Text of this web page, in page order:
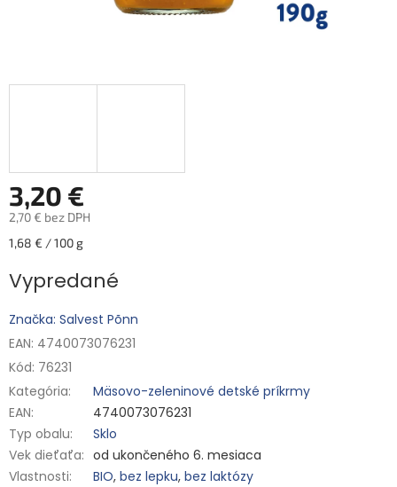
3,20 €
2,70 € bez DPH
Jednotková
1,68 € / 100 g
Vypredané
Značka: Salvest Põnn
EAN: 4740073076231
Kód: 76231
Kategória:
Mäsovo-zeleninové detské príkrmy
EAN:
4740073076231
Typ obalu:
Sklo
Vek dieťaťa: od ukončeného 6. mesiaca
Vlastnosti: BIO, bez lepku, bez laktózy